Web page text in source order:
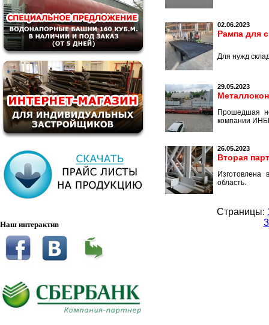
Наш интерактив
02.06.2023
Рампа для
Для нужд
29.05.2023
Прошедшая
компании
26.05.2023
Вторая
Изготовлена
область.
Страницы: